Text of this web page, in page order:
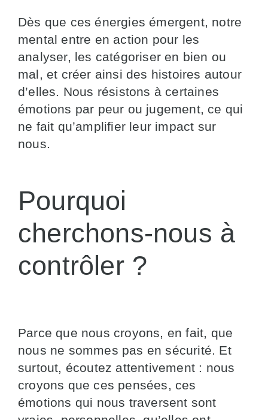
Dès que ces énergies émergent, notre
mental entre en action pour les
analyser, les catégoriser en bien ou
mal, et créer ainsi des histoires autour
d’elles. Nous résistons à certaines
émotions par peur ou jugement, ce qui
ne fait qu’amplifier leur impact sur
nous.
Pourquoi
cherchons-nous à
contrôler ?
Parce que nous croyons, en fait, que
nous ne sommes pas en sécurité. Et
surtout, écoutez attentivement : nous
croyons que ces pensées, ces
émotions qui nous traversent sont